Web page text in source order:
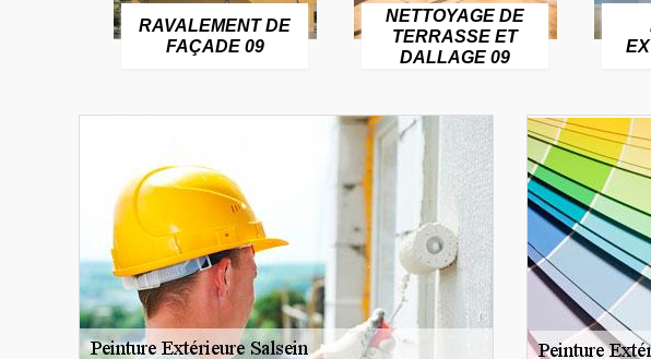
RAVALEMENT DE
FAÇADE 09
NETTOYAGE DE
TERRASSE ET
DALLAGE 09